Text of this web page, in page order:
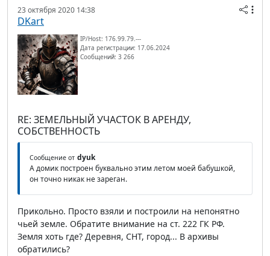
23 октября 2020 14:38
DKart
IP/Host: 176.99.79.---
Дата регистрации: 17.06.2024
Сообщений: 3 266
RE: ЗЕМЕЛЬНЫЙ УЧАСТОК В АРЕНДУ,
СОБСТВЕННОСТЬ
Сообщение от dyuk
А домик построен буквально этим летом моей бабушкой,
он точно никак не зареган.
Прикольно. Просто взяли и построили на непонятно
чьей земле. Обратите внимание на ст. 222 ГК РФ.
Земля хоть где? Деревня, СНТ, город... В архивы
обратились?